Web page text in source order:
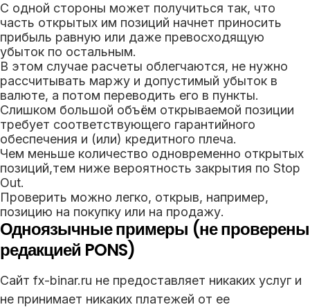
С одной стороны может получиться так, что
часть открытых им позиций начнет приносить
прибыль равную или даже превосходящую
убыток по остальным.
В этом случае расчеты облегчаются, не нужно
рассчитывать маржу и допустимый убыток в
валюте, а потом переводить его в пункты.
Слишком большой объём открываемой позиции
требует соответствующего гарантийного
обеспечения и (или) кредитного плеча.
Чем меньше количество одновременно открытых
позиций,тем ниже вероятность закрытия по Stop
Out.
Проверить можно легко, открыв, например,
позицию на покупку или на продажу.
Одноязычные примеры (не проверены
редакцией PONS)
Сайт fx-binar.ru не предоставляет никаких услуг и
не принимает никаких платежей от ее